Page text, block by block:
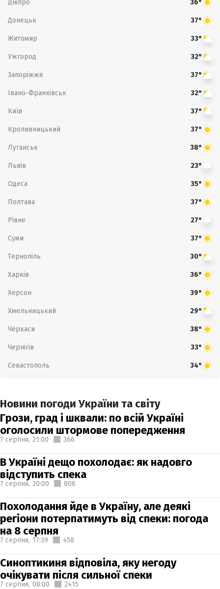
Дніпро 36°
Донецьк 37°
Житомир 33°
Ужгород 32°
Запоріжжя 37°
Івано-Франківськ 32°
Київ 37°
Кропивницький 37°
Луганськ 38°
Львів 23°
Одеса 35°
Полтава 37°
Рівне 27°
Суми 37°
Тернопіль 30°
Харків 36°
Херсон 39°
Хмельницький 29°
Черкаси 38°
Чернігів 33°
Севастополь 34°
Новини погоди України та світу
Грози, град і шквали: по всій Україні
оголосили штормове попередження
7 серпня, 21:00 366
В Україні дещо похолодає: як надовго
відступить спека
7 серпня, 20:00 806
Похолодання йде в Україну, але деякі
регіони потерпатимуть від спеки: погода
на 8 серпня
7 серпня, 17:39 458
Синоптикиня відповіла, яку негоду
очікувати після сильної спеки
7 серпня, 08:00 2415